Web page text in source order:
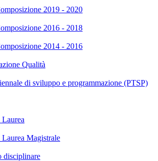
2019 - 2020
2016 - 2018
2014 - 2016
Qualità
di sviluppo e programmazione (PTSP)
Magistrale
disciplinare